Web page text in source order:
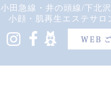
小田急線・井の頭線/下北
小顔・肌再生エステサロ